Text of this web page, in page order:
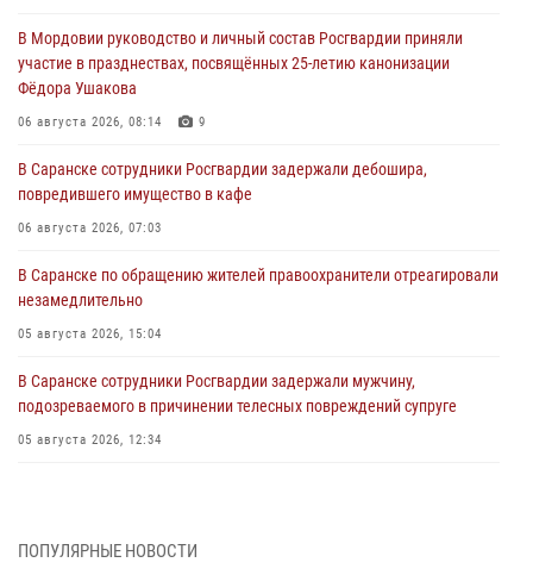
В Мордовии руководство и личный состав Росгвардии приняли
участие в празднествах, посвящённых 25-летию канонизации
Фёдора Ушакова
06 августа 2026, 08:14 9
В Саранске сотрудники Росгвардии задержали дебошира,
повредившего имущество в кафе
06 августа 2026, 07:03
В Саранске по обращению жителей правоохранители отреагировали
незамедлительно
05 августа 2026, 15:04
В Саранске сотрудники Росгвардии задержали мужчину,
подозреваемого в причинении телесных повреждений супруге
05 августа 2026, 12:34
05 августа 2026, 09:04 4
ПОПУЛЯРНЫЕ НОВОСТИ